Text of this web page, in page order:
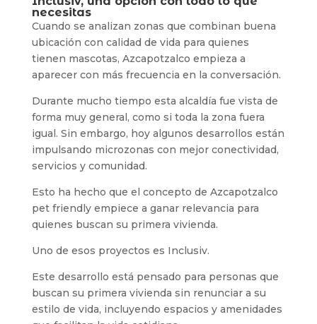
necesitas
Cuando se analizan zonas que combinan buena
ubicación con calidad de vida para quienes
tienen mascotas, Azcapotzalco empieza a
aparecer con más frecuencia en la conversación.
Durante mucho tiempo esta alcaldía fue vista de
forma muy general, como si toda la zona fuera
igual. Sin embargo, hoy algunos desarrollos están
impulsando microzonas con mejor conectividad,
servicios y comunidad.
Esto ha hecho que el concepto de Azcapotzalco
pet friendly empiece a ganar relevancia para
quienes buscan su primera vivienda.
Uno de esos proyectos es Inclusiv.
Este desarrollo está pensado para personas que
buscan su primera vivienda sin renunciar a su
estilo de vida, incluyendo espacios y amenidades